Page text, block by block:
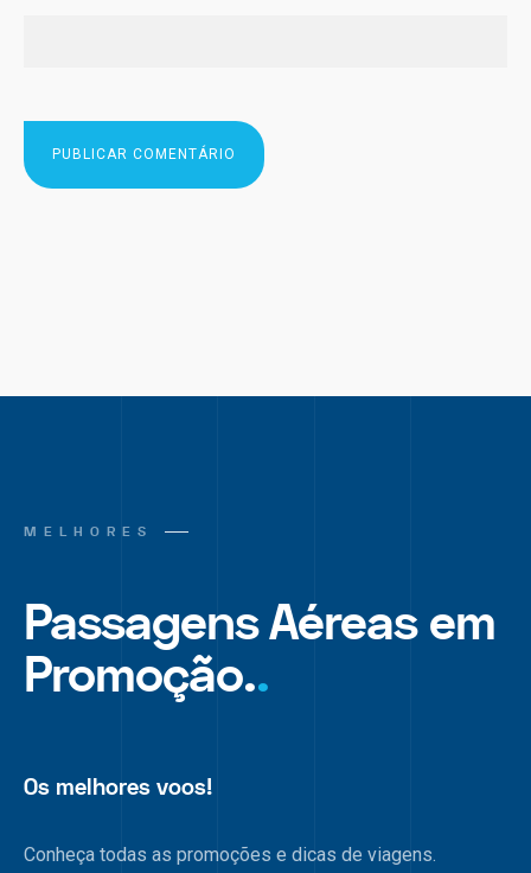
MELHORES
Passagens Aéreas em
Promoção..
Os melhores voos!
Conheça todas as promoções e dicas de viagens.